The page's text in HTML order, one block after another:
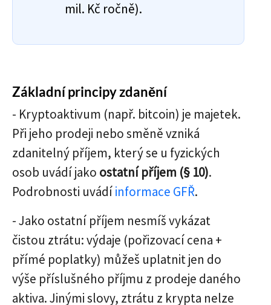
mil. Kč ročně).
Základní principy zdanění
- Kryptoaktivum (např. bitcoin) je majetek.
Při jeho prodeji nebo směně vzniká
zdanitelný příjem, který se u fyzických
osob uvádí jako ostatní příjem (§ 10).
Podrobnosti uvádíinformace GFŘ.
- Jako ostatní příjem nesmíš vykázat
čistou ztrátu: výdaje (pořizovací cena +
přímé poplatky) můžeš uplatnit jen do
výše příslušného příjmu z prodeje daného
aktiva. Jinými slovy, ztrátu z krypta nelze